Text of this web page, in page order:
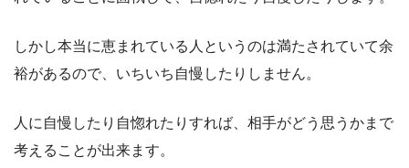
しかし本当に恵まれている人というのは満たされていて余
裕があるので、いちいち自慢したりしません。
人に自慢したり自惚れたりすれば、相手がどう思うかまで
考えることが出来ます。